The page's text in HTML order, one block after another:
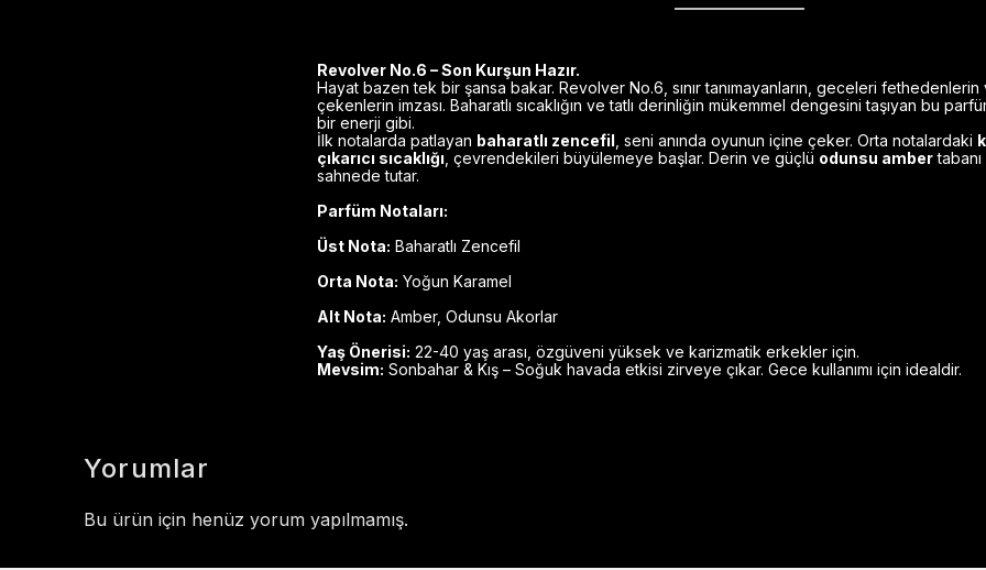
Revolver No.6 – Son Kurşun Hazır.
Hayat bazen tek bir şansa bakar. Revolver No.6, sınır tanımayanların, geceleri fethedenlerin
çekenlerin imzası. Baharatlı sıcaklığın ve tatlı derinliğin mükemmel dengesini taşıyan bu
bir enerji gibi.
İlk notalarda patlayan baharatlı zencefil , seni anında oyunun içine çeker. Orta notalardaki
çıkarıcı sıcaklığı , çevrendekileri büyülemeye başlar. Derin ve güçlü odunsu amber
sahnede tutar.
Parfüm Notaları:
Üst Nota: Baharatlı Zencefil
Orta Nota: Yoğun Karamel
Alt Nota: Amber, Odunsu Akorlar
Yaş Önerisi: 22-40 yaş arası, özgüveni yüksek ve karizmatik erkekler için.
Mevsim: Sonbahar & Kış – Soğuk havada etkisi zirveye çıkar. Gece kullanımı için idealdir.
Yorumlar
Bu ürün için henüz yorum yapılmamış.